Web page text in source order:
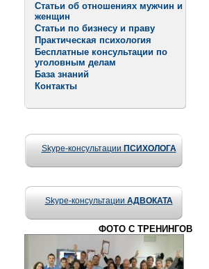
Статьи об отношениях мужчин и
женщин
Статьи по бизнесу и праву
Практическая психология
Бесплатные консультации по
уголовным делам
База знаний
Контакты
Skype-консультации ПСИХОЛОГА
Skype-консультации АДВОКАТА
ФОТО С ТРЕНИНГОВ